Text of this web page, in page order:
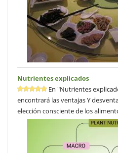
Nutrientes explicados
En "Nutrientes
encontrará las ventajas Y
elección consciente de los